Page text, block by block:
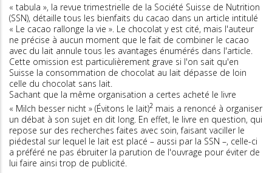
« tabula », la revue trimestrielle de la Société Suisse de Nutrition
(SSN), détaille tous les bienfaits du cacao dans un article intitulé
« Le cacao rallonge la vie ». Le chocolat y est cité, mais l'auteur
ne précise à aucun moment que le fait de combiner le cacao
avec du lait annule tous les avantages énumérés dans l'article.
Cette omission est particulièrement grave si l'on sait qu'en
Suisse la consommation de chocolat au lait dépasse de loin
celle du chocolat sans lait.
Sachant que la même organisation a certes acheté le livre
« Milch besser nicht » (Évitons le lait)2 mais a renoncé à organiser
un débat à son sujet en dit long. En effet, le livre en question, qui
repose sur des recherches faites avec soin, faisant vaciller le
piédestal sur lequel le lait est placé – aussi par la SSN –, celle-ci
a préféré ne pas ébruiter la parution de l'ouvrage pour éviter de
lui faire ainsi trop de publicité.